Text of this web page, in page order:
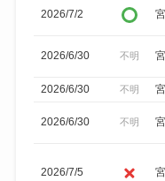
2026/7/2
2026/6/30 不明
2026/6/30
不明
2026/6/30 不明
2026/7/5